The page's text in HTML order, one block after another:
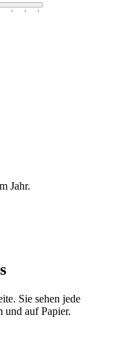
Jahr.
Sie sehen jede
auf Papier.